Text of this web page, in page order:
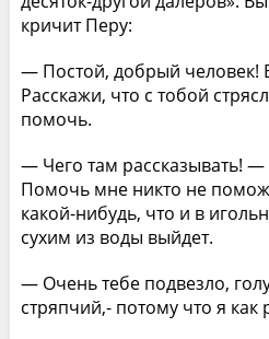
кричит Перу:
— Постой, добрый человек!
Расскажи, что с тобой
помочь.
— Чего там рассказывать!
Помочь мне никто не
какой-нибудь, что и в
сухим из воды выйдет.
— Очень тебе подвезло,
стряпчий,- потому что я как